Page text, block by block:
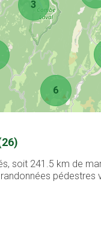
6
3
soit 241.5 km de